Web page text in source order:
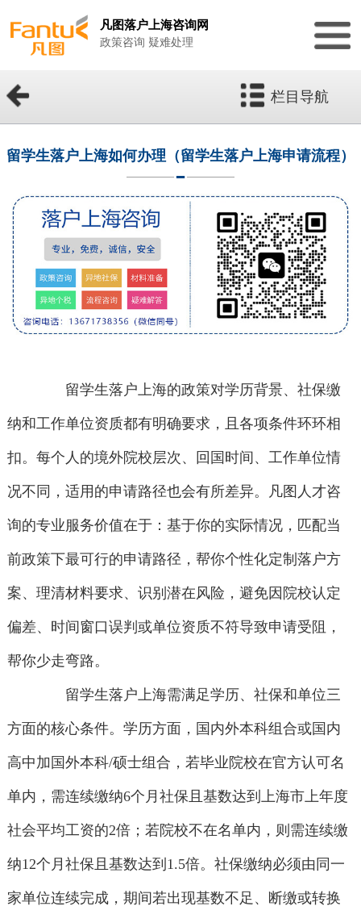
凡图落户上海咨询网
政策咨询 疑难处理
栏目导航
留学生落户上海如何办理（留学生落户上海申请流程）
留学生落户上海的政策对学历背景、社保缴
纳和工作单位资质都有明确要求，且各项条件环环相
扣。每个人的境外院校层次、回国时间、工作单位情
况不同，适用的申请路径也会有所差异。凡图人才咨
询的专业服务价值在于：基于你的实际情况，匹配当
前政策下最可行的申请路径，帮你个性化定制落户方
案、理清材料要求、识别潜在风险，避免因院校认定
偏差、时间窗口误判或单位资质不符导致申请受阻，
帮你少走弯路。
留学生落户上海需满足学历、社保和单位三
方面的核心条件。学历方面，国内外本科组合或国内
高中加国外本科/硕士组合，若毕业院校在官方认可名
单内，需连续缴纳6个月社保且基数达到上海市上年度
社会平均工资的2倍；若院校不在名单内，则需连续缴
纳12个月社保且基数达到1.5倍。社保缴纳必须由同一
家单位连续完成，期间若出现基数不足、断缴或转换